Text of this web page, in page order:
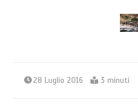
28 Luglio 2016 3 minuti